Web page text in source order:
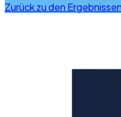
Zurück zu den Ergebnissen